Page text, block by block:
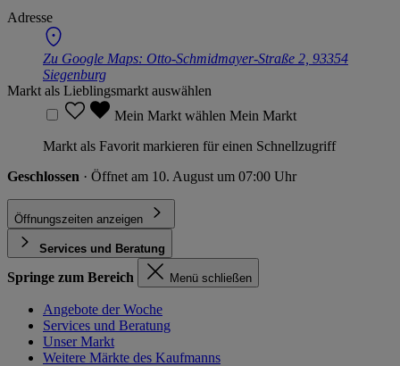
Adresse
Zu Google Maps: Otto-Schmidmayer-Straße 2, 93354
Siegenburg
Markt als Lieblingsmarkt auswählen
Mein Markt wählen Mein Markt
Markt als Favorit markieren für einen Schnellzugriff
Geschlossen · Öffnet am 10. August um 07:00 Uhr
Öffnungszeiten anzeigen
Services und Beratung
Springe zum Bereich Menü schließen
Angebote der Woche
Services und Beratung
Unser Markt
Weitere Märkte des Kaufmanns